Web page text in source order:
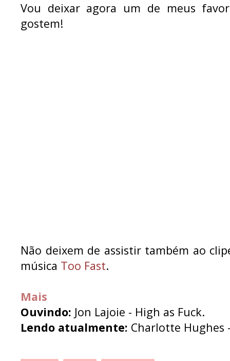
Vou deixar agora um de meus
gostem!
Não deixem de assistir também ao
música Too Fast.
Mais
Ouvindo: Jon Lajoie - High as Fuck.
Lendo atualmente: Charlotte Hughes